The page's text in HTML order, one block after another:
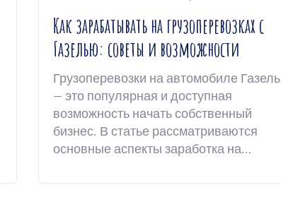
Как зарабатывать на грузоперевозках с
Газелью: советы и возможности
Грузоперевозки на автомобиле Газель
— это популярная и доступная
возможность начать собственный
бизнес. В статье рассматриваются
основные аспекты заработка на
потенциальные доходы и ключевые